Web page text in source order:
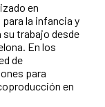
en
la infancia y
su trabajo desde
En los
de
para
en